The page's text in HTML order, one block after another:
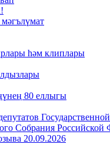
һәм клиплары
80 еллыгы
Собрания Российской
20.09.2026